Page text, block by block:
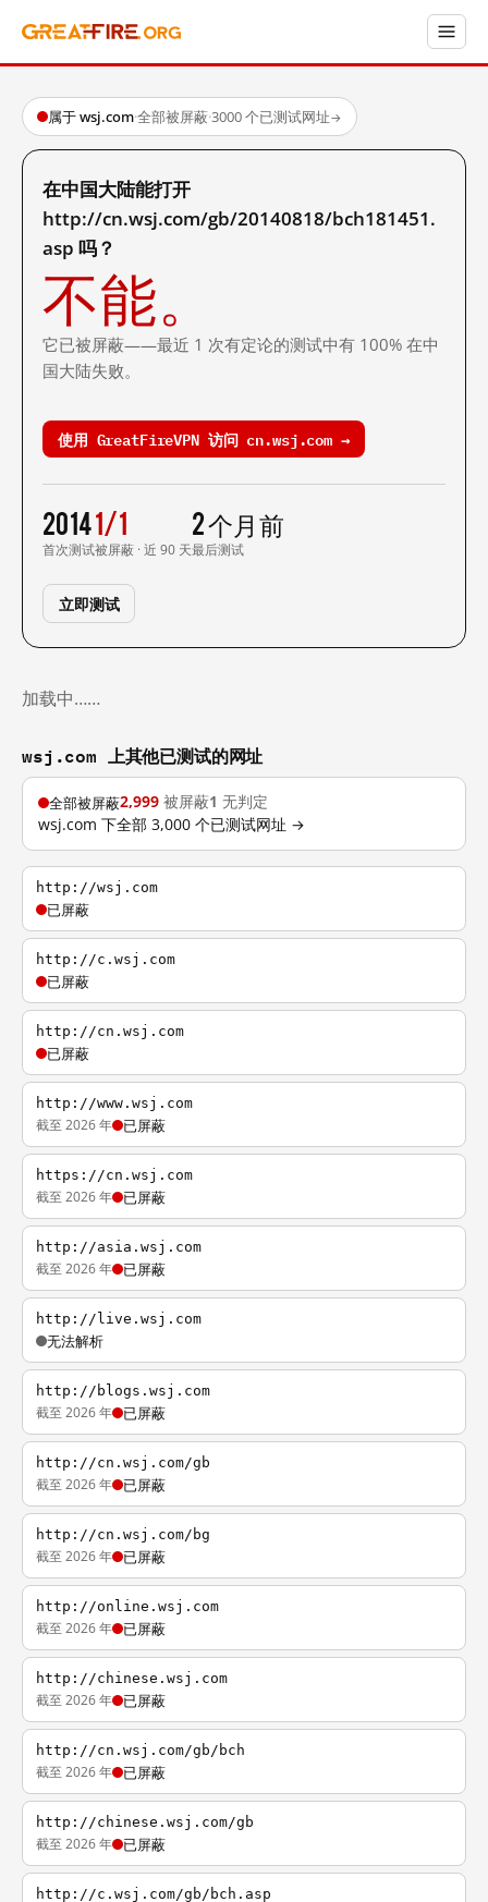
属于 wsj.com·全部被屏蔽·3000 个已测试网址→
在中国大陆能打开
http://cn.wsj.com/gb/20140818/bch181451.
asp 吗？
不能。
它已被屏蔽——最近 1 次有定论的测试中有 100% 在中
国大陆失败。
使用 GreatFireVPN 访问 cn.wsj.com →
2014
首次测试
1/1
被屏蔽 · 近 90 天
2 个月前
最后测试
立即测试
加载中……
wsj.com 上其他已测试的网址
全部被屏蔽2,999 被屏蔽1 无判定
wsj.com 下全部 3,000 个已测试网址 →
http://wsj.com
已屏蔽
http://c.wsj.com
已屏蔽
http://cn.wsj.com
已屏蔽
http://www.wsj.com
截至 2026 年 已屏蔽
https://cn.wsj.com
截至 2026 年 已屏蔽
http://asia.wsj.com
截至 2026 年 已屏蔽
http://live.wsj.com
无法解析
http://blogs.wsj.com
截至 2026 年 已屏蔽
http://cn.wsj.com/gb
截至 2026 年 已屏蔽
http://cn.wsj.com/bg
截至 2026 年 已屏蔽
http://online.wsj.com
截至 2026 年 已屏蔽
http://chinese.wsj.com
截至 2026 年 已屏蔽
http://cn.wsj.com/gb/bch
截至 2026 年 已屏蔽
http://chinese.wsj.com/gb
截至 2026 年 已屏蔽
http://c.wsj.com/gb/bch.asp